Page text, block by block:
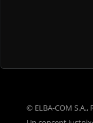
© ELBA-COM S.A.,